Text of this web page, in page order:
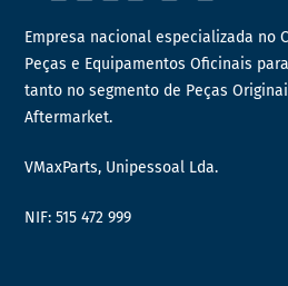
Empresa nacional especializada no
Peças e Equipamentos Oficinais
tanto no segmento de Peças
Aftermarket.
VMaxParts, Unipessoal Lda.
NIF: 515 472 999